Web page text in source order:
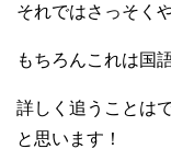
それではさっそく
もちろんこれは国
詳しく追うことは
と思います！